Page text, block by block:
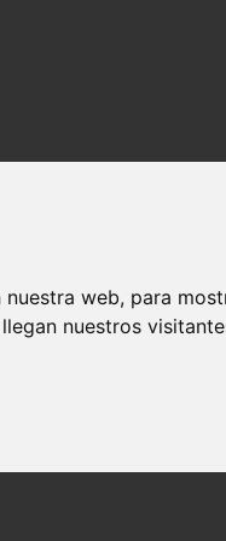
web, para
nuestros